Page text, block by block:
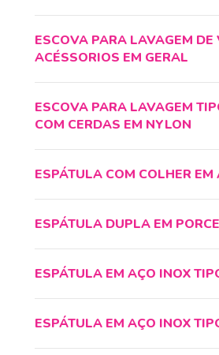
ESCOVA PARA LAVAGEM DE
ACÉSSORIOS EM GERAL
ESCOVA PARA LAVAGEM
COM CERDAS EM NYLON
ESPÁTULA COM COLHER EM
ESPÁTULA DUPLA EM
ESPÁTULA EM AÇO INOX
ESPÁTULA EM AÇO INOX